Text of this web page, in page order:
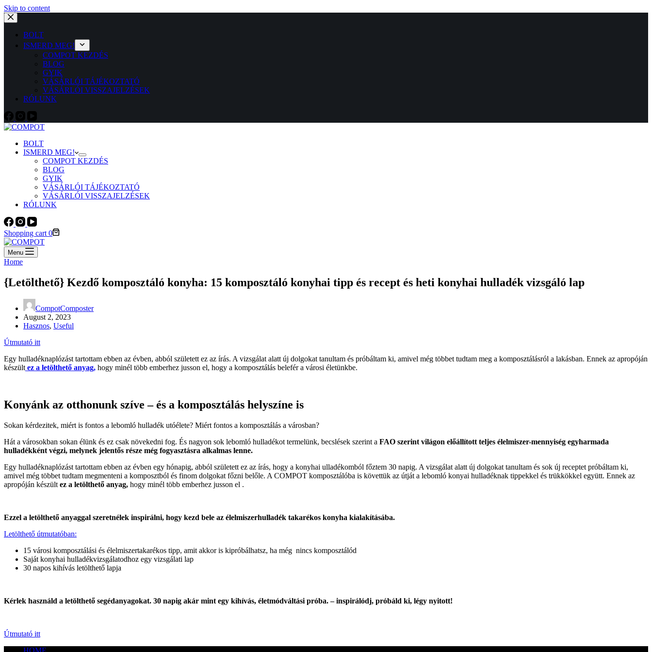
Skip to content
BOLT
ISMERD MEG!
COMPOT KEZDÉS
BLOG
GYIK
VÁSÁRLÓI TÁJÉKOZTATÓ
VÁSÁRLÓI VISSZAJELZÉSEK
RÓLUNK
BOLT
ISMERD MEG!
COMPOT KEZDÉS
BLOG
GYIK
VÁSÁRLÓI TÁJÉKOZTATÓ
VÁSÁRLÓI VISSZAJELZÉSEK
RÓLUNK
Shopping cart 0
Menu
Home
{Letölthető} Kezdő komposztáló konyha: 15 komposztáló konyhai tipp és recept és heti konyhai hulladék vizsgáló lap​
CompotComposter
August 2, 2023
Hasznos, Useful
Útmutató itt
Egy hulladéknaplózást tartottam ebben az évben, abból született ez az írás. A vizsgálat alatt új dolgokat tanultam és próbáltam ki, amivel még többet tudtam meg a komposztálásról a lakásban. Ennek az apropóján
készült ez a letölthető anyag, hogy minél több emberhez jusson el, hogy a komposztálás belefér a városi életünkbe.
Konyánk az otthonunk szíve – és a komposztálás helyszíne is
Sokan kérdezitek, miért is fontos a lebomló hulladék utóélete? Miért fontos a komposztálás a városban?
Hát a városokban sokan élünk és ez csak növekedni fog. És nagyon sok lebomló hulladékot termelünk, becslések szerint a FAO szerint világon előállított teljes élelmiszer-mennyiség egyharmada
hulladékként végzi, melynek jelentős része még fogyasztásra alkalmas lenne.
Egy hulladéknaplózást tartottam ebben az évben egy hónapig, abból született ez az írás, hogy a konyhai ulladékomból főztem 30 napig. A vizsgálat alatt új dolgokat tanultam és sok új receptet próbáltam ki,
amivel még többet tudtam megmenteni a komposztból és finom dolgokat főzni belőle. A COMPOT komposztálóba is követtük az útját a lebomló konyai hulladéknak tippekkel és trükkökkel együtt. Ennek az
apropóján készült ez a letölthető anyag, hogy minél több emberhez jusson el .
Ezzel a letölthető anyaggal szeretnélek inspirálni, hogy kezd bele az élelmiszerhulladék takarékos konyha kialakításába.
Letölthető útmutatóban:
15 városi komposztálási és élelmiszertakarékos tipp, amit akkor is kipróbálhatsz, ha még nincs komposztálód
Saját konyhai hulladékvizsgálatodhoz egy vizsgálati lap
30 napos kihívás letölthető lapja
Kérlek használd a letölthető segédanyagokat. 30 napig akár mint egy kihívás, életmódváltási próba. – inspirálódj, próbáld ki, légy nyitott!
Útmutató itt
HOME